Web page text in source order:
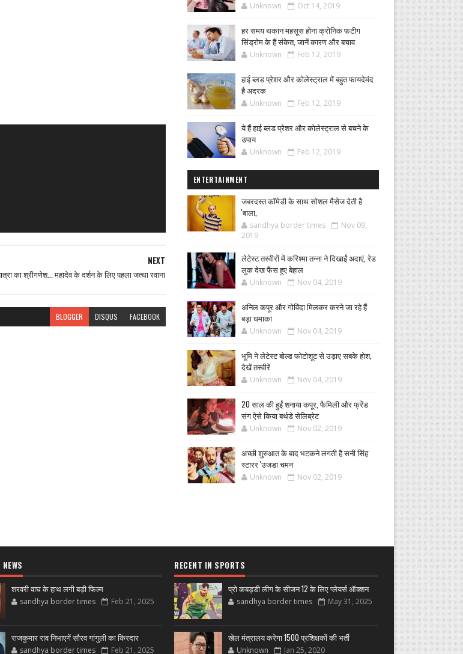
NEXT
का श्रीगणेश... महादेव के दर्शन के लिए पहला जत्था रवाना
BLOGGER DISQUS FACEBOOK
Unknown Oct 14, 2019
हर समय थकान महसूस होना क्रोनिक फटीग
सिंड्रोम के हैं संकेत, जानें कारण और बचाव
Unknown Feb 12, 2019
हाई ब्लड प्रेशर और कोलेस्ट्राल में बहुत फायदेमंद
है अदरक
Unknown Feb 12, 2019
ये हैं हाई ब्लड प्रेशर और कोलेस्ट्राल से बचने के
उपाय
Unknown Feb 12, 2019
ENTERTAINMENT
जबरदस्त कॉमेडी के साथ सोशल मैसेज देती है
'बाला,
sandhya border times
Nov 09,
2019
लेटेस्ट तस्वीरों में करिश्मा तन्ना ने दिखाईं अदाएं, रेड
लुक देख फैंस हुए बेहाल
Unknown Nov 04, 2019
अनिल कपूर और गोविंदा मिलकर करने जा रहे हैं
बड़ा धमाका
Unknown Nov 04, 2019
भूमि ने लेटेस्ट बोल्ड फोटोशूट से उड़ाए सबके होश,
देखें तस्वीरें
Unknown Nov 04, 2019
20 साल की हुईं शनाया कपूर, फैमिली और फ्रेंड
संग ऐसे किया बर्थडे सेलिब्रेट
Unknown Nov 02, 2019
अच्छी शुरुआत के बाद भटकने लगती है सनी सिंह
स्टारर 'उजडा चमन
Unknown Nov 02, 2019
शरवरी वाघ के हाथ लगी बड़ी फिल्म
sandhya border times Feb 21, 2025
राजकुमार राव निभाएगें सौरव गांगुली का किरदार
sandhya border times Feb 21, 2025
RECENT IN SPORTS
प्रो कबड्डी लीग के सीजन 12 के लिए प्लेयर्स ऑक्शन
sandhya border times May 31, 2025
खेल मंत्रालय करेगा 1500 प्रशिक्षकों की भर्ती
Unknown Jan 25, 2020